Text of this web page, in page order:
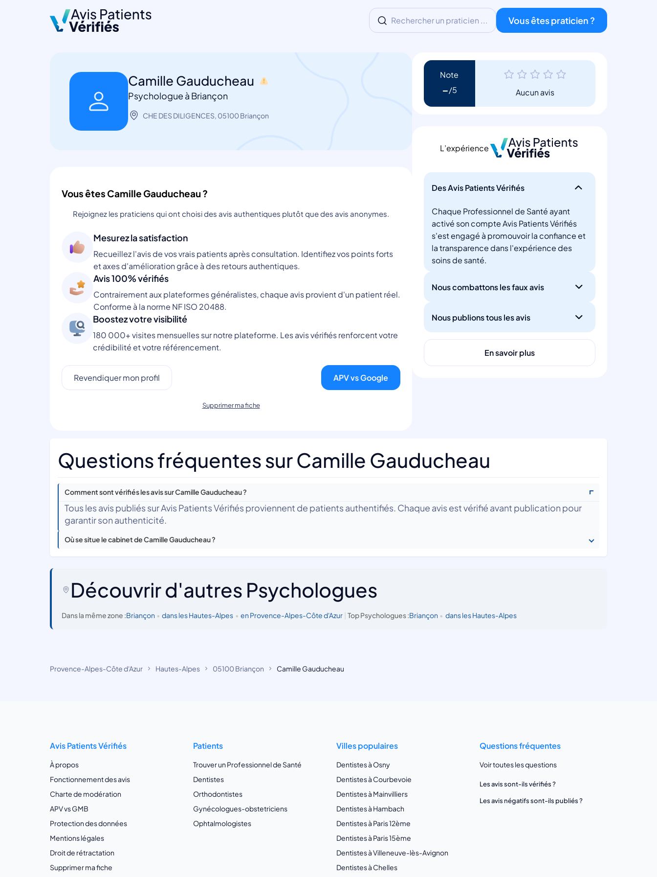
Rechercher un praticien ... Vous êtes praticien ?
Camille Gauducheau
Psychologue à Briançon
CHE DES DILIGENCES, 05100 Briançon
Vous êtes Camille Gauducheau ?
Rejoignez les praticiens qui ont choisi des avis authentiques plutôt que des avis anonymes.
Mesurez la satisfaction
Recueillez l'avis de vos vrais patients après consultation. Identifiez vos points forts
et axes d'amélioration grâce à des retours authentiques.
Avis 100% vérifiés
Contrairement aux plateformes généralistes, chaque avis provient d'un patient réel.
Conforme à la norme NF ISO 20488.
Boostez votre visibilité
180 000+ visites mensuelles sur notre plateforme. Les avis vérifiés renforcent votre
crédibilité et votre référencement.
Revendiquer mon profil APV vs Google
Supprimer ma fiche
Note
- Aucun avis
L’expérience
Des Avis Patients Vérifiés
Chaque Professionnel de Santé ayant
activé son compte Avis Patients Vérifiés
s'est engagé à promouvoir la confiance et
la transparence dans l'expérience des
soins de santé.
Nous combattons les faux avis
Nous publions tous les avis
En savoir plus
Questions fréquentes sur Camille Gauducheau
Comment sont vérifiés les avis sur Camille Gauducheau ?
Tous les avis publiés sur Avis Patients Vérifiés proviennent de patients authentifiés. Chaque avis est vérifié avant publication pour
garantir son authenticité.
Où se situe le cabinet de Camille Gauducheau ?
Découvrir d'autres Psychologues
Dans la même zone :Briançon • dans les Hautes-Alpes • en Provence-Alpes-Côte d'Azur | Top Psychologues :Briançon • dans les Hautes-Alpes
Provence-Alpes-Côte d'Azur Hautes-Alpes 05100 Briançon Camille Gauducheau
Avis Patients Vérifiés
À propos
Fonctionnement des avis
Charte de modération
APV vs GMB
Protection des données
Mentions légales
Droit de rétractation
Supprimer ma fiche
Patients
Trouver un Professionnel de Santé
Dentistes
Orthodontistes
Gynécologues-obstetriciens
Ophtalmologistes
Villes populaires
Dentistes à Osny
Dentistes à Courbevoie
Dentistes à Mainvilliers
Dentistes à Hambach
Dentistes à Paris 12ème
Dentistes à Paris 15ème
Dentistes à Villeneuve-lès-Avignon
Dentistes à Chelles
Questions fréquentes
Voir toutes les questions
Les avis sont-ils vérifiés ?
Les avis négatifs sont-ils publiés ?